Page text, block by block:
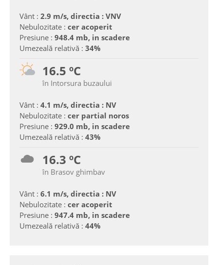
Vânt : 2.9 m/s, directia : VNV
Nebulozitate : cer acoperit
Presiune : 948.4 mb, in scadere
Umezeală relativă : 34%
16.5 ºC
în Intorsura buzaului
Vânt : 4.1 m/s, directia : NV
Nebulozitate : cer partial noros
Presiune : 929.0 mb, in scadere
Umezeală relativă : 43%
16.3 ºC
în Brasov ghimbav
Vânt : 6.1 m/s, directia : NV
Nebulozitate : cer acoperit
Presiune : 947.4 mb, in scadere
Umezeală relativă : 44%